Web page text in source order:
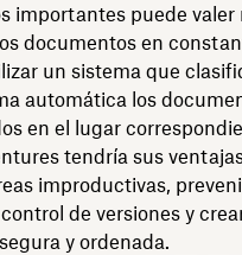
importantes puede valer
documentos en
un sistema que
automática los
en el lugar
tendría sus
improductivas,
de versiones y
y ordenada.